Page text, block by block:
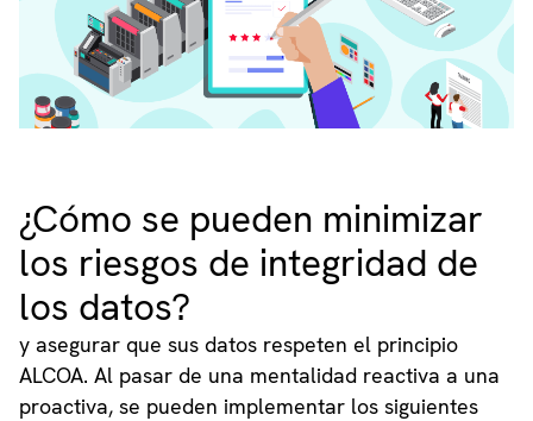
¿Cómo se pueden minimizar
los riesgos de integridad de
los datos?
y asegurar que sus datos respeten el principio
ALCOA. Al pasar de una mentalidad reactiva a una
proactiva, se pueden implementar los siguientes